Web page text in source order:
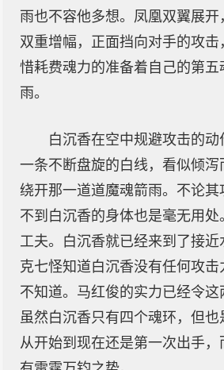
雨也不容他多想。凤凰双翼展
双重增幅，正面挡向对手的攻
惜耗费魂力的准备着自己的第五
雨。
白沉香在空中规避攻击的
一条不断盘旋的白线，看似倾
绕开那一道道魔魂箭雨。不论其
不到白沉香的身体也是毫无用
工夫。白沉香就已经来到了接
克七怪知道白沉香没有任何攻
不知道。马红俊的实力已经令这
虽然白沉香只有四个魂环，但也
从开始到现在还是第一次出手